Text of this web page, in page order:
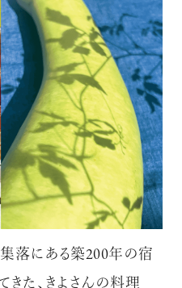
落にある築200年の宿
きた、きよさんの料理